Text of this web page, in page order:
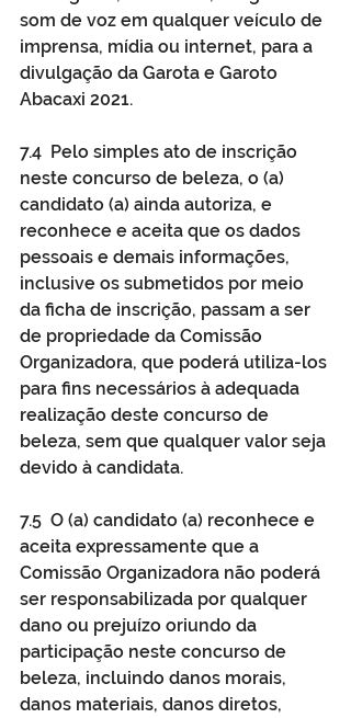
som de voz em qualquer veículo de
imprensa, mídia ou internet, para a
divulgação da Garota e Garoto
Abacaxi 2021.
7.4  Pelo simples ato de inscrição
neste concurso de beleza, o (a)
candidato (a) ainda autoriza, e
reconhece e aceita que os dados
pessoais e demais informações,
inclusive os submetidos por meio
da ficha de inscrição, passam a ser
de propriedade da Comissão
Organizadora, que poderá utiliza-los
para fins necessários à adequada
realização deste concurso de
beleza, sem que qualquer valor seja
devido à candidata.
7.5  O (a) candidato (a) reconhece e
aceita expressamente que a
Comissão Organizadora não poderá
ser responsabilizada por qualquer
dano ou prejuízo oriundo da
participação neste concurso de
beleza, incluindo danos morais,
danos materiais, danos diretos,